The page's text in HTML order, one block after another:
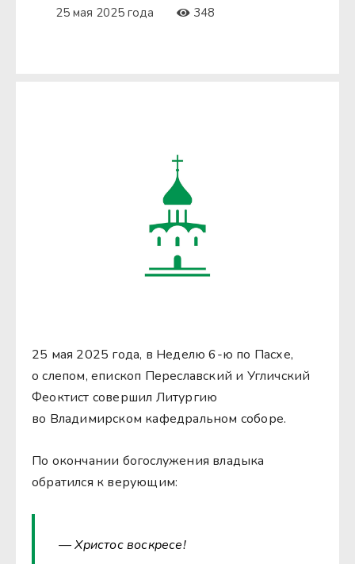
25 мая 2025 года 348
25 мая 2025 года, в Неделю 6-ю по Пасхе,
о слепом, епископ Переславский и Угличский
Феоктист совершил Литургию
во Владимирском кафедральном соборе.
По окончании богослужения владыка
обратился к верующим:
— Христос воскресе!